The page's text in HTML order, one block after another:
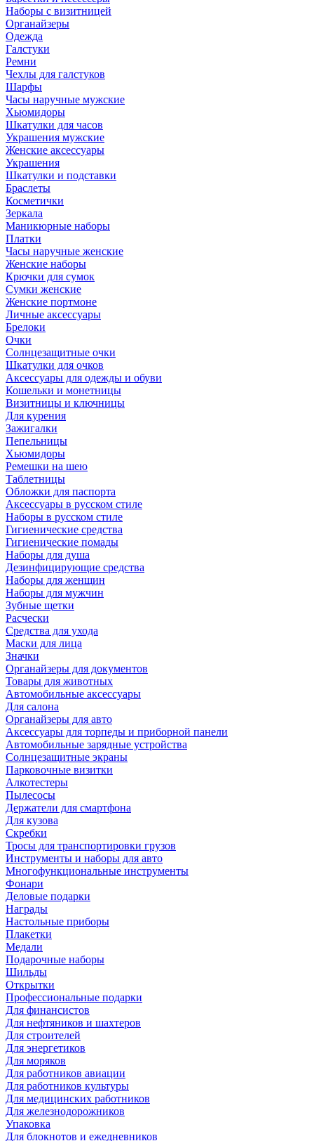
Наборы с визитницей
Органайзеры
Одежда
Галстуки
Ремни
Чехлы для галстуков
Шарфы
Часы наручные мужские
Хьюмидоры
Шкатулки для часов
Украшения мужские
Женские аксессуары
Украшения
Шкатулки и подставки
Браслеты
Косметички
Зеркала
Маникюрные наборы
Платки
Часы наручные женские
Женские наборы
Крючки для сумок
Сумки женские
Женские портмоне
Личные аксессуары
Брелоки
Очки
Солнцезащитные очки
Шкатулки для очков
Аксессуары для одежды и обуви
Кошельки и монетницы
Визитницы и ключницы
Для курения
Зажигалки
Пепельницы
Хьюмидоры
Ремешки на шею
Таблетницы
Обложки для паспорта
Аксессуары в русском стиле
Наборы в русском стиле
Гигиенические средства
Гигиенические помады
Наборы для душа
Дезинфицирующие средства
Наборы для женщин
Наборы для мужчин
Зубные щетки
Расчески
Средства для ухода
Маски для лица
Значки
Органайзеры для документов
Товары для животных
Автомобильные аксессуары
Для салона
Органайзеры для авто
Аксессуары для торпеды и приборной панели
Автомобильные зарядные устройства
Солнцезащитные экраны
Парковочные визитки
Алкотестеры
Пылесосы
Держатели для смартфона
Для кузова
Скребки
Тросы для транспортировки грузов
Инструменты и наборы для авто
Многофункциональные инструменты
Фонари
Деловые подарки
Награды
Настольные приборы
Плакетки
Медали
Подарочные наборы
Шильды
Открытки
Профессиональные подарки
Для финансистов
Для нефтяников и шахтеров
Для строителей
Для энергетиков
Для моряков
Для работников авиации
Для работников культуры
Для медицинских работников
Для железнодорожников
Упаковка
Для блокнотов и ежедневников